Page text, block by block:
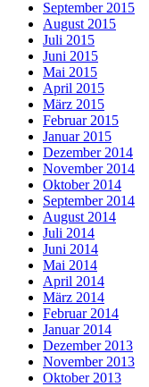
September 2015
August 2015
Juli 2015
Juni 2015
Mai 2015
April 2015
März 2015
Februar 2015
Januar 2015
Dezember 2014
November 2014
Oktober 2014
September 2014
August 2014
Juli 2014
Juni 2014
Mai 2014
April 2014
März 2014
Februar 2014
Januar 2014
Dezember 2013
November 2013
Oktober 2013